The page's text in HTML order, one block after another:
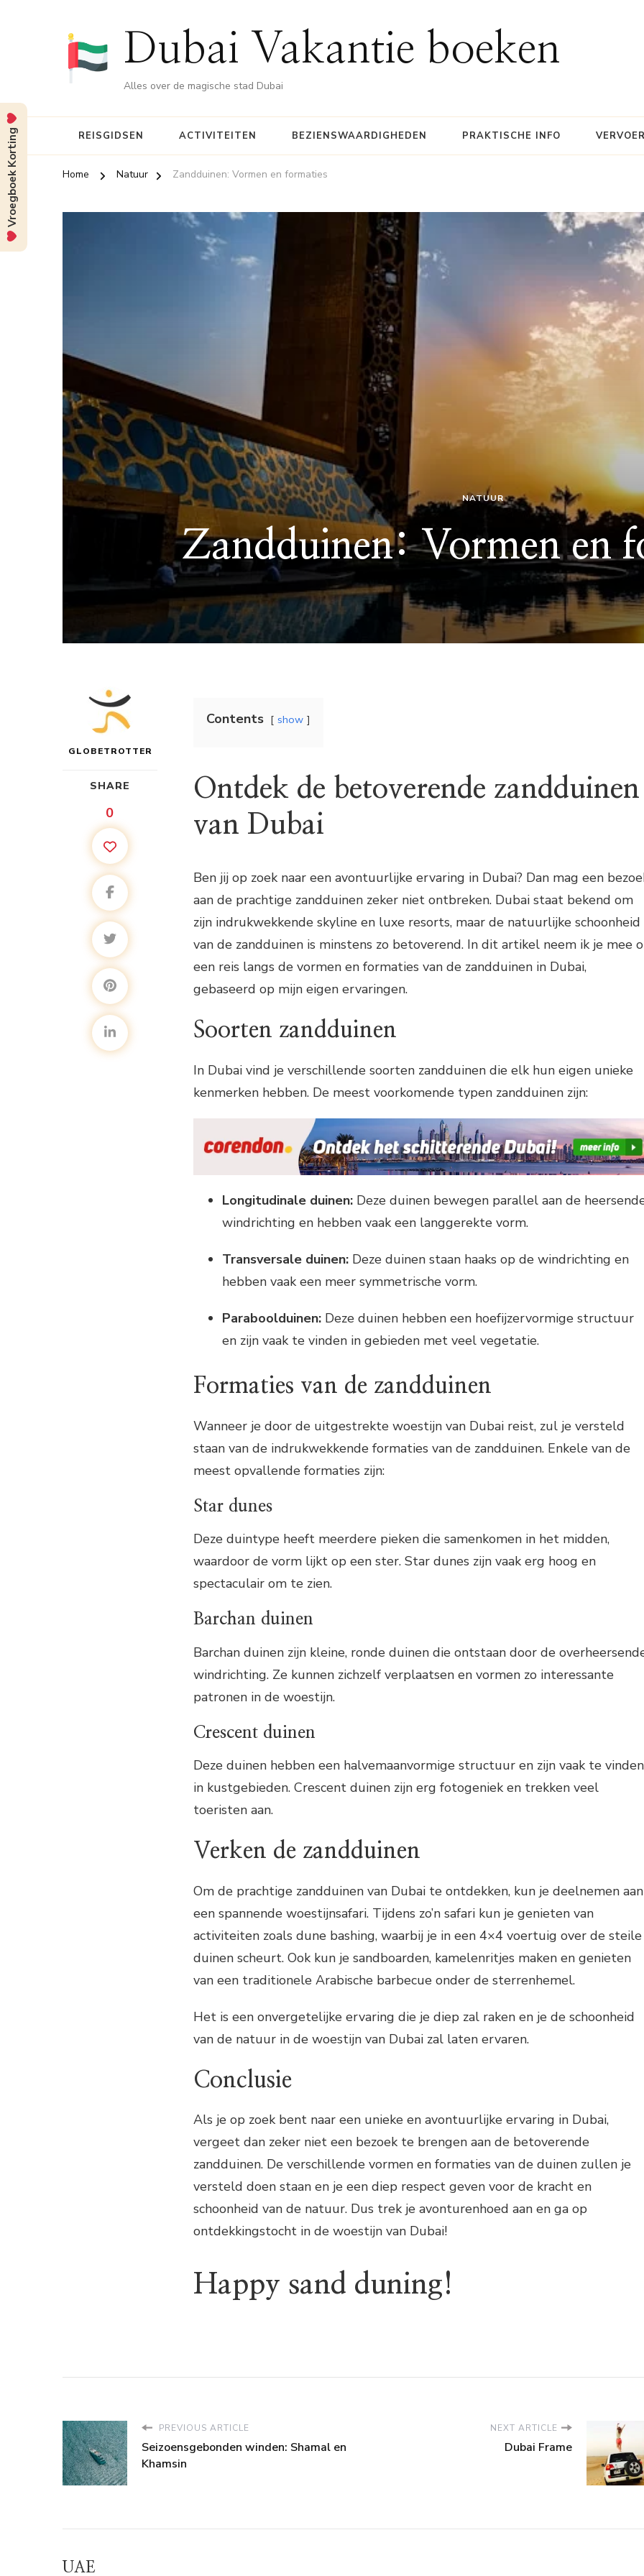
Dubai Vakantie boeken
Alles over de magische stad Dubai
REISGIDSEN ACTIVITEITEN BEZIENSWAARDIGHEDEN PRAKTISCHE INFO
Home Natuur Zandduinen: Vormen en formaties
NATUUR
Zandduinen: Vormen en
GLOBETROTTER
SHARE
0
Contents show
Ontdek de betoverende zandduinen
van Dubai
Ben jij op zoek naar een avontuurlijke ervaring in Dubai? Dan mag een
aan de prachtige zandduinen zeker niet ontbreken. Dubai staat bekend om
zijn indrukwekkende skyline en luxe resorts, maar de natuurlijke schoonheid
van de zandduinen is minstens zo betoverend. In dit artikel neem ik je mee
een reis langs de vormen en formaties van de zandduinen in Dubai,
gebaseerd op mijn eigen ervaringen.
Soorten zandduinen
In Dubai vind je verschillende soorten zandduinen die elk hun eigen unieke
kenmerken hebben. De meest voorkomende typen zandduinen zijn:
Longitudinale duinen: Deze duinen bewegen parallel aan de
windrichting en hebben vaak een langgerekte vorm.
Transversale duinen: Deze duinen staan haaks op de windrichting en
hebben vaak een meer symmetrische vorm.
Paraboolduinen: Deze duinen hebben een hoefijzervormige structuur
en zijn vaak te vinden in gebieden met veel vegetatie.
Formaties van de zandduinen
Wanneer je door de uitgestrekte woestijn van Dubai reist, zul je versteld
staan van de indrukwekkende formaties van de zandduinen. Enkele van de
meest opvallende formaties zijn:
Star dunes
Deze duintype heeft meerdere pieken die samenkomen in het midden,
waardoor de vorm lijkt op een ster. Star dunes zijn vaak erg hoog en
spectaculair om te zien.
Barchan duinen
Barchan duinen zijn kleine, ronde duinen die ontstaan door de
windrichting. Ze kunnen zichzelf verplaatsen en vormen zo interessante
patronen in de woestijn.
Crescent duinen
Deze duinen hebben een halvemaanvormige structuur en zijn vaak te vinden
in kustgebieden. Crescent duinen zijn erg fotogeniek en trekken veel
toeristen aan.
Verken de zandduinen
Om de prachtige zandduinen van Dubai te ontdekken, kun je deelnemen aan
een spannende woestijnsafari. Tijdens zo’n safari kun je genieten van
activiteiten zoals dune bashing, waarbij je in een 4×4 voertuig over de steile
duinen scheurt. Ook kun je sandboarden, kamelenritjes maken en genieten
van een traditionele Arabische barbecue onder de sterrenhemel.
Het is een onvergetelijke ervaring die je diep zal raken en je de schoonheid
van de natuur in de woestijn van Dubai zal laten ervaren.
Conclusie
Als je op zoek bent naar een unieke en avontuurlijke ervaring in Dubai,
vergeet dan zeker niet een bezoek te brengen aan de betoverende
zandduinen. De verschillende vormen en formaties van de duinen zullen je
versteld doen staan en je een diep respect geven voor de kracht en
schoonheid van de natuur. Dus trek je avonturenhoed aan en ga op
ontdekkingstocht in de woestijn van Dubai!
Happy sand duning!
PREVIOUS ARTICLE
Seizoensgebonden winden: Shamal en
Khamsin
NEXT ARTICLE
Dubai Frame
UAE
Vroegboek Korting